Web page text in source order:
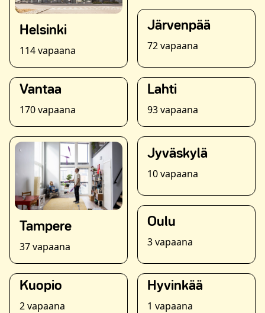
Helsinki
114 vapaana
Järvenpää
72 vapaana
Vantaa
170 vapaana
Lahti
93 vapaana
Tampere
37 vapaana
Jyväskylä
10 vapaana
Oulu
3 vapaana
Kuopio
2 vapaana
Hyvinkää
1 vapaana